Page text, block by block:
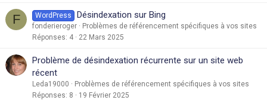
F WordPress Désindexation sur Bing
fonderieroger
Problèmes de référencement spécifiques à vos sites
Réponses 4 22 Mars 2025
Problème de désindexation récurrente sur un site web
récent
Leda19000
Problèmes de référencement spécifiques à vos sites
Réponses 8 19 Février 2025